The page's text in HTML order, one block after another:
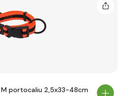
portocaliu 2,5x33-48cm